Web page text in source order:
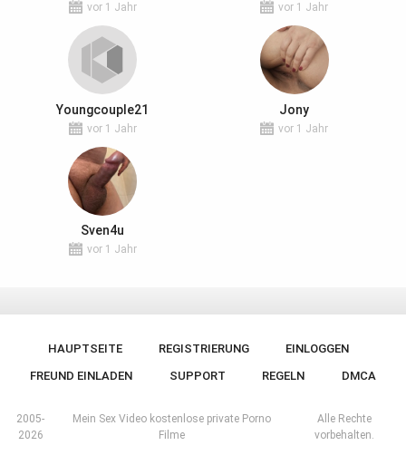
vor 1 Jahr vor 1 Jahr
Youngcouple21
vor 1 Jahr
Jony
vor 1 Jahr
Sven4u
vor 1 Jahr
HAUPTSEITE REGISTRIERUNG
EINLOGGEN
FREUND EINLADEN
SUPPORT REGELN DMCA
2005-
2026
Mein Sex Video kostenlose private Porno
Filme
Alle Rechte
vorbehalten.